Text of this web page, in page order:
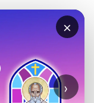
×
›